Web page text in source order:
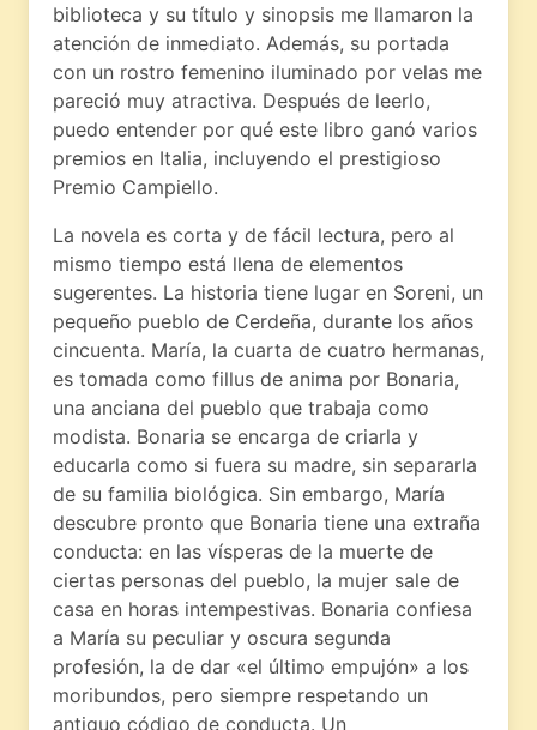
biblioteca y su título y sinopsis me llamaron la
atención de inmediato. Además, su portada
con un rostro femenino iluminado por velas me
pareció muy atractiva. Después de leerlo,
puedo entender por qué este libro ganó varios
premios en Italia, incluyendo el prestigioso
Premio Campiello.
La novela es corta y de fácil lectura, pero al
mismo tiempo está llena de elementos
sugerentes. La historia tiene lugar en Soreni, un
pequeño pueblo de Cerdeña, durante los años
cincuenta. María, la cuarta de cuatro hermanas,
es tomada como fillus de anima por Bonaria,
una anciana del pueblo que trabaja como
modista. Bonaria se encarga de criarla y
educarla como si fuera su madre, sin separarla
de su familia biológica. Sin embargo, María
descubre pronto que Bonaria tiene una extraña
conducta: en las vísperas de la muerte de
ciertas personas del pueblo, la mujer sale de
casa en horas intempestivas. Bonaria confiesa
a María su peculiar y oscura segunda
profesión, la de dar «el último empujón» a los
moribundos, pero siempre respetando un
antiguo código de conducta. Un